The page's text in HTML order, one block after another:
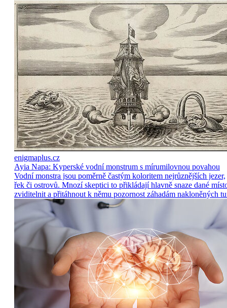
enigmaplus.cz
Ayia Napa: Kyperské vodní monstrum s mírumilovnou povahou
Vodní monstra jsou poměrně častým koloritem nejrůznějších jezer,
řek či ostrovů. Mnozí skeptici to přikládají hlavně snaze dané
zviditelnit a přitáhnout k němu pozornost záhadám nakloněných